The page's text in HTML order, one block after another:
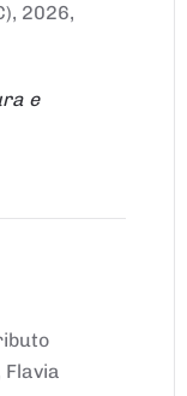
2026,
e